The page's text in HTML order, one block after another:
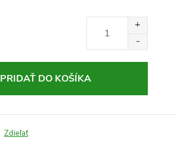
PRIDAŤ DO KOŠÍKA
Zdieľať